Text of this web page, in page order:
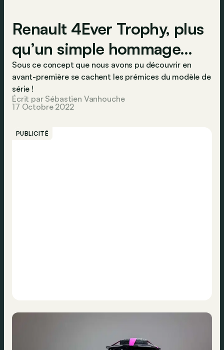
Renault 4Ever Trophy, plus
qu’un simple hommage…
Sous ce concept que nous avons pu découvrir en
avant-première se cachent les prémices du modèle de
série !
Écrit par Sébastien Vanhouche
17 Octobre 2022
PUBLICITÉ